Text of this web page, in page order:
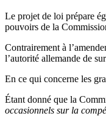
Le projet de loi prépare
pouvoirs de la
Contrairement à
l’autorité allemande de
En ce qui concerne les
Étant donné que la
occasionnels sur la